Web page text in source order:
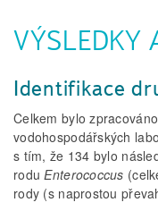
VÝSLEDKY
Identifikace
Celkem bylo
vodohospodářských
s tím, že 134 bylo
roduEnterococcus
rody (s naprostou